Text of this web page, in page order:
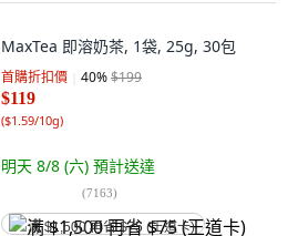
MaxTea 即溶奶茶, 1袋, 25g, 30包
首購折扣價 40%$199
$119
($1.59/10g)
明天 8/8 (六) 預計送達
(7163)
满 $1,500 再省 $75 (王道卡)